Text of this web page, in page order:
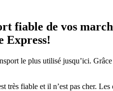
fiable de vos
Express!
le plus utilisé jusqu’ici.
très fiable et il n’est pas cher.